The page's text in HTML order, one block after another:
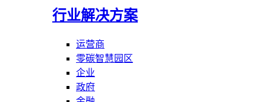
行业解决方案
运营商
零碳智慧园区
企业
政府